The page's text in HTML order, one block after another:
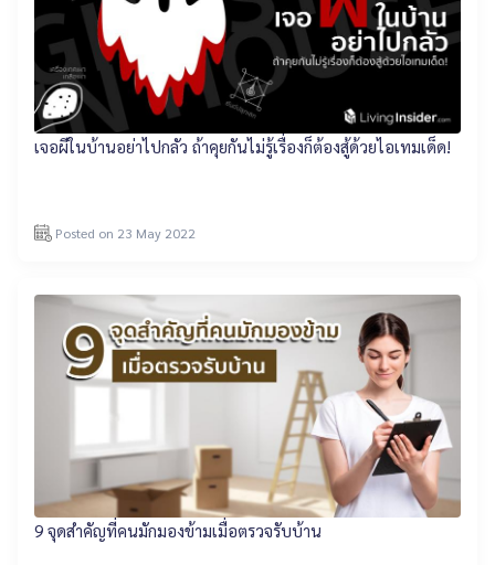
เจอผีในบ้านอย่าไปกลัว ถ้าคุยกันไม่รู้เรื่องก็ต้องสู้ด้วยไอเทมเด็ด!
Posted on 23 May 2022
9 จุดสำคัญที่คนมักมองข้ามเมื่อตรวจรับบ้าน